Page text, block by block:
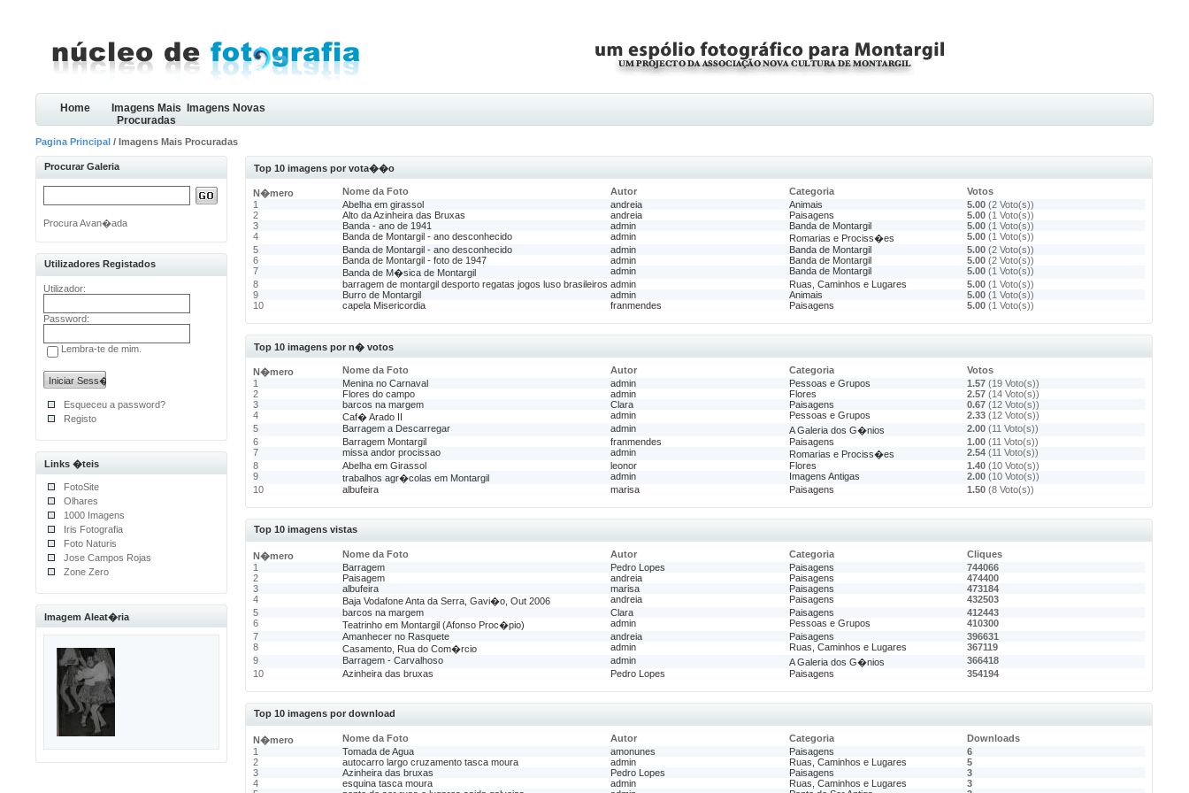
Home
Imagens Mais
Procuradas
Imagens Novas
Pagina Principal / Imagens Mais Procuradas
Procurar Galeria
Procura Avan�ada
Utilizadores Registados
Utilizador:
Password:
Lembra-te de mim.
Esqueceu a password?
Registo
Links �teis
FotoSite
Olhares
1000 Imagens
Iris Fotografia
Foto Naturis
Jose Campos Rojas
Zone Zero
Imagem Aleat�ria
Top 10 imagens por vota��o
N�mero Nome da Foto Autor Categoria
Votos
1
Abelha em girassol andreia Animais 5.00 (2 Voto(s))
2
Alto da Azinheira das Bruxas andreia Paisagens 5.00 (1 Voto(s))
3
Banda - ano de 1941 admin Banda de Montargil 5.00 (1 Voto(s))
4
Banda de Montargil - ano desconhecido admin Romarias e Prociss�es 5.00 (1 Voto(s))
5
Banda de Montargil - ano desconhecido admin Banda de Montargil 5.00 (2 Voto(s))
6
Banda de Montargil - foto de 1947 admin Banda de Montargil 5.00 (2 Voto(s))
7
Banda de M�sica de Montargil admin Banda de Montargil 5.00 (1 Voto(s))
8
barragem de montargil desporto regatas jogos luso brasileiros admin Ruas, Caminhos e Lugares 5.00 (1 Voto(s))
9
Burro de Montargil admin Animais 5.00 (1 Voto(s))
10
capela Misericordia franmendes Paisagens 5.00 (1 Voto(s))
Top 10 imagens por n� votos
N�mero Nome da Foto Autor Categoria
Votos
1
Menina no Carnaval admin Pessoas e Grupos 1.57 (19 Voto(s))
2
Flores do campo admin Flores 2.57 (14 Voto(s))
3
barcos na margem Clara Paisagens 0.67 (12 Voto(s))
4
Caf� Arado II admin Pessoas e Grupos 2.33 (12 Voto(s))
5
Barragem a Descarregar admin A Galeria dos G�nios 2.00 (11 Voto(s))
6
Barragem Montargil franmendes Paisagens 1.00 (11 Voto(s))
7
missa andor procissao admin Romarias e Prociss�es 2.54 (11 Voto(s))
8
Abelha em Girassol leonor Flores 1.40 (10 Voto(s))
9
trabalhos agr�colas em Montargil admin Imagens Antigas 2.00 (10 Voto(s))
10
albufeira marisa Paisagens 1.50 (8 Voto(s))
Top 10 imagens vistas
N�mero Nome da Foto Autor Categoria
Cliques
1
Barragem Pedro Lopes Paisagens
744066
2
Paisagem andreia Paisagens
474400
3
albufeira marisa Paisagens
473184
4
Baja Vodafone Anta da Serra, Gavi�o, Out 2006 andreia Paisagens
432503
5
barcos na margem Clara Paisagens
412443
6
Teatrinho em Montargil (Afonso Proc�pio) admin Pessoas e Grupos
410300
7
Amanhecer no Rasquete andreia Paisagens
396631
8
Casamento, Rua do Com�rcio admin Ruas, Caminhos e Lugares
367119
9
Barragem - Carvalhoso admin A Galeria dos G�nios
366418
10
Azinheira das bruxas Pedro Lopes Paisagens 354194
Top 10 imagens por download
N�mero Nome da Foto Autor Categoria
Downloads
1
Tomada de Agua amonunes Paisagens
6
2
autocarro largo cruzamento tasca moura admin Ruas, Caminhos e Lugares
5
3
Azinheira das bruxas Pedro Lopes Paisagens
3
4
esquina tasca moura admin Ruas, Caminhos e Lugares
3